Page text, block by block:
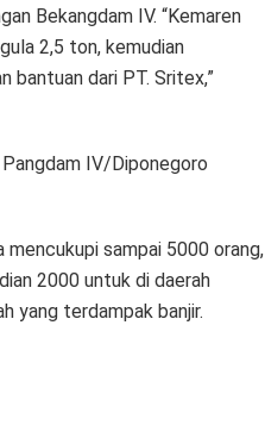
Bekangdam IV. “Kemaren
2,5 ton, kemudian
bantuan dari PT. Sritex,”
IV/Diponegoro
sampai 5000 orang,
2000 untuk di daerah
yang terdampak banjir.